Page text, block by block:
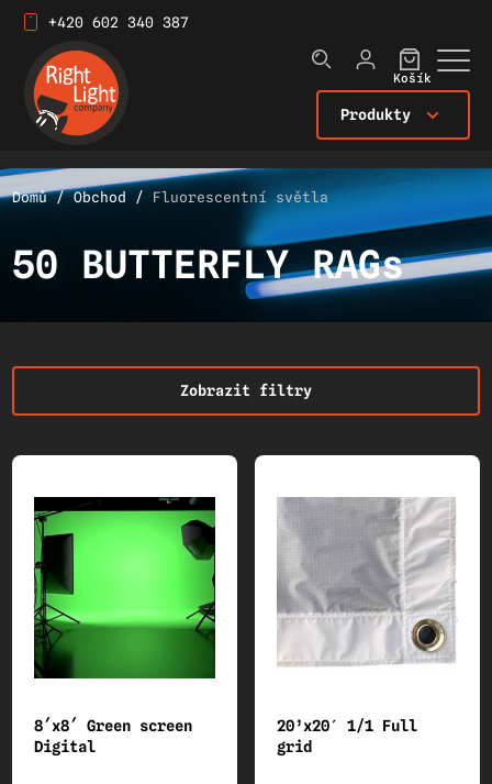
+420 602 340 387
Produkty
Košík
Domů/Obchod/ Fluorescentní světla
50 BUTTERFLY RAGs
48 FRAMEs AND TUBEs
50 BUTTERFLY RAGs
54 DRAPEs (Hadry)
Zobrazit filtry
8´x8´ Green screen
Digital
20’x20′ 1/1 Full
grid